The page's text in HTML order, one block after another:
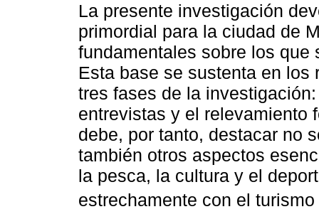
La presente investigación
primordial para la ciudad de
fundamentales sobre los que
Esta base se sustenta en
tres fases de la
entrevistas y el relevamiento
debe, por tanto, destacar no
también otros aspectos
la pesca, la cultura y el
estrechamente con el turismo